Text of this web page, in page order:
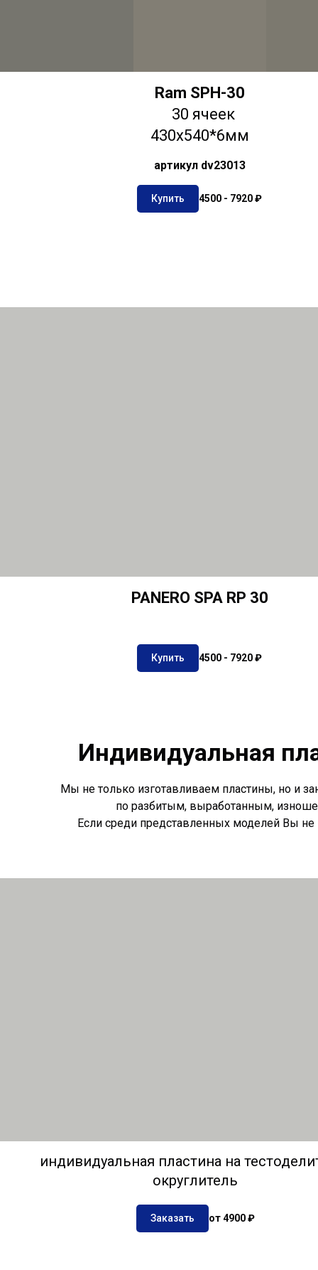
Ram SPH-30
30 ячеек
430х540*6мм
артикул dv23013
Купить 4500 - 7920 ₽
PANERO SPA RP 30
Купить 4500 - 7920 ₽
Индивидуальная
Мы не только изготавливаем пластины, но и
по разбитым, выработанным,
Если среди представленных моделей Вы
индивидуальная пластина на
округлитель
Заказать от 4900 ₽